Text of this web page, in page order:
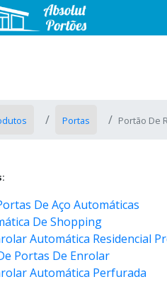
Portas Portão De
De Aço Automáticas
De Shopping
Automática Residencial
Portas De Enrolar
Automática Perfurada